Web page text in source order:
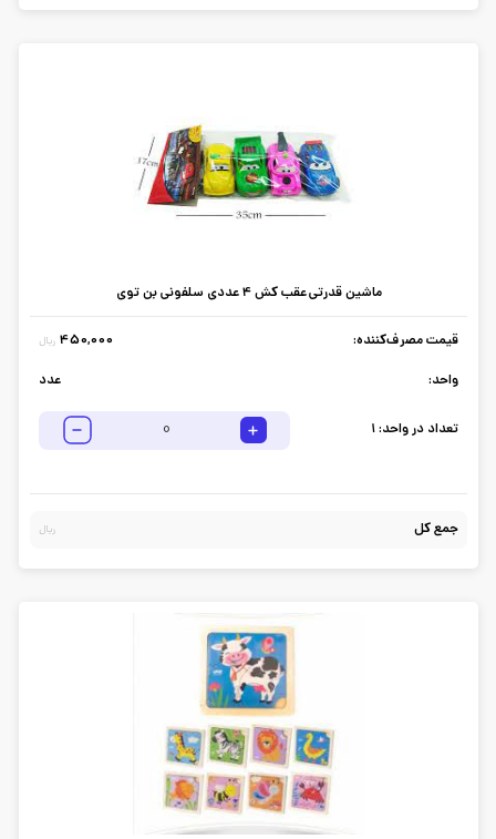
ماشین قدرتی عقب کش 4 عددی سلفونی بن توی
قیمت مصرف‌کننده: 450,000 ریال
واحد: عدد
تعداد در واحد:1
جمع کل ریال